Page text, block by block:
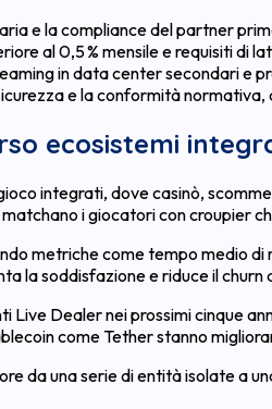
e la compliance del partner
al 0,5 % mensile e requisiti di
in data center secondari e
e la conformità normativa,
ecosistemi
integrati, dove casinò,
i giocatori con croupier
metriche come tempo medio
la soddisfazione e riduce il churn
Live Dealer nei prossimi cinque
come Tether stanno
da una serie di entità isolate a